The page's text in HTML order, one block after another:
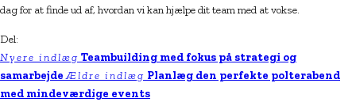
dag for at finde ud af, hvordan vi kan hjælpe dit team med at vokse.
Del:
Nyere indlæg Teambuilding med fokus på strategi og
samarbejdeÆldre indlæg Planlæg den perfekte polterabend
med mindeværdige events